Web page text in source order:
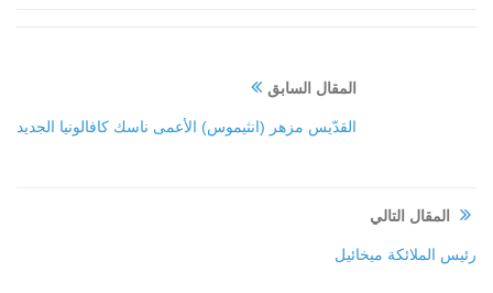
المقال السابق
القدّيس مزهر (انثيموس) الأعمى ناسك كافالونيا الجديد
المقال التالي
رئيس الملائكة ميخائيل